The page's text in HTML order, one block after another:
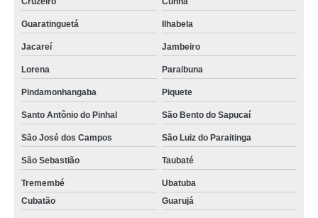
Guaratinguetá Ilhabela
Jacareí Jambeiro
Lorena Paraibuna
Pindamonhangaba Piquete
Santo Antônio do Pinhal São Bento do Sapucaí
São José dos Campos São Luiz do Paraitinga
São Sebastião Taubaté
Tremembé
Ubatuba
Cubatão
Guarujá